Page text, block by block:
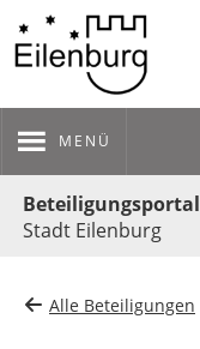
MENÜ
Beteiligungsportal
Stadt Eilenburg
Alle Beteiligungen